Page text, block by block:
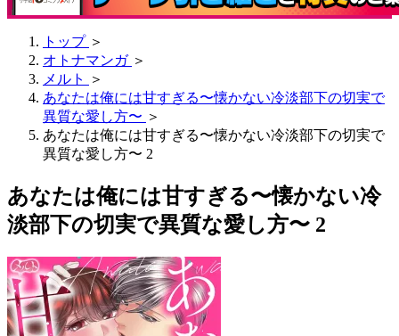
トップ ＞
オトナマンガ ＞
メルト
＞
あなたは俺には甘すぎる〜懐かない冷淡部下の切実で
異質な愛し方〜 ＞
あなたは俺には甘すぎる〜懐かない冷淡部下の切実で
異質な愛し方〜 2
あなたは俺には甘すぎる〜懐かない冷
淡部下の切実で異質な愛し方〜 2